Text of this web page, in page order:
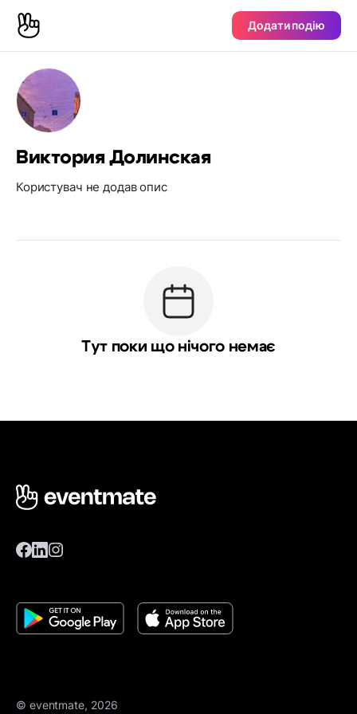
Додати подію
Виктория Долинская
Користувач не додав опис
Тут поки що нічого немає
© eventmate, 2026